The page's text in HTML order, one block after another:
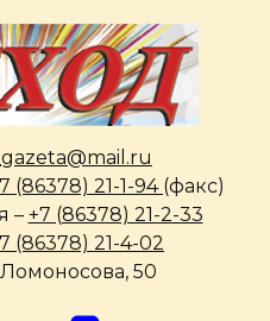
(86378) 21-1-94 (факс)
– +7 (86378) 21-2-33
(86378) 21-4-02
Ломоносова, 50